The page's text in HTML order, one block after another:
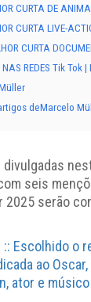
CURTA DE
CURTA LIVE-
CURTA
NAS REDES Tik
deMarcelo
divulgadas
seis
2025 serão
:: Escolhido o
ao
ator e